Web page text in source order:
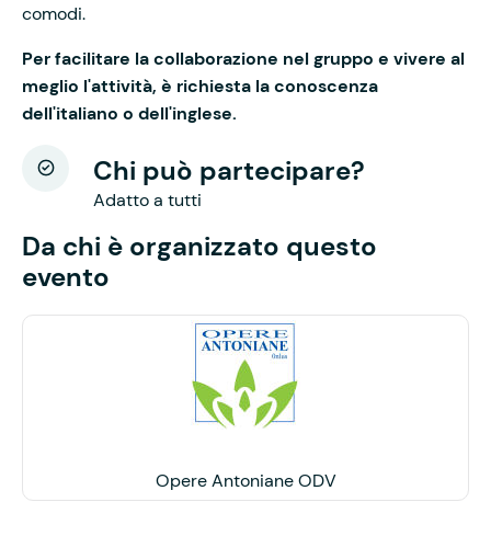
comodi.
Per facilitare la collaborazione nel gruppo e vivere al
meglio l'attività, è richiesta la conoscenza
dell'italiano o dell'inglese.
Chi può partecipare?
Adatto a tutti
Da chi è organizzato questo
evento
Opere Antoniane ODV